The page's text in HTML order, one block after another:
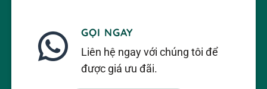
GỌI NGAY
Liên hệ ngay với chúng tôi để
được giá ưu đãi.